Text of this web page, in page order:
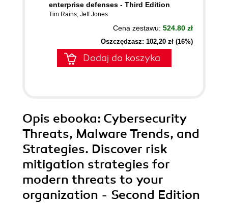
enterprise defenses - Third Edition
Tim Rains, Jeff Jones
Cena zestawu: 524.80 zł
Oszczędzasz: 102,20 zł (16%)
Dodaj do koszyka
Opis ebooka: Cybersecurity
Threats, Malware Trends, and
Strategies. Discover risk
mitigation strategies for
modern threats to your
organization - Second Edition